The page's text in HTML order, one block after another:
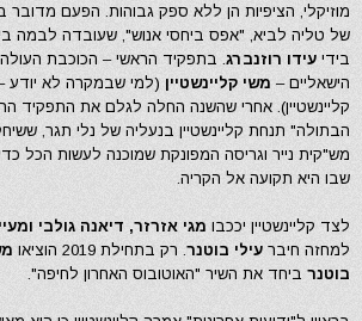
מוזיקלי, הציפיות הן ללא ספק גבוהות. הפעם
של טליה לביא, "אפס ביחסי אנוש", שעובדה לבמה
בידי עידו רוזנברג . בתפקיד הראשי – הכוכבת
הישאליים – משי קליינשטיין (למי שבמקרה לא יודע
קליינשטיין). אחרי שהשנה החלה לגלם את התפקיד
הבתולה" תנחת קליינשטיין בנעליה של נלי תגר,
מש"קית נייר וגריסה המפונקת שמוכנה לעשות הכל
שבו היא תקועה אל הקריה.
לצד קליינשטיין יככבו מגי אזרזר, דיאנה גולבי
למחזה חיבר עילי בוטנר . רק בתחילת 2019 הוציאו
בוטנר ביחד את השיר "האוטובוס האחרון לחיפה".